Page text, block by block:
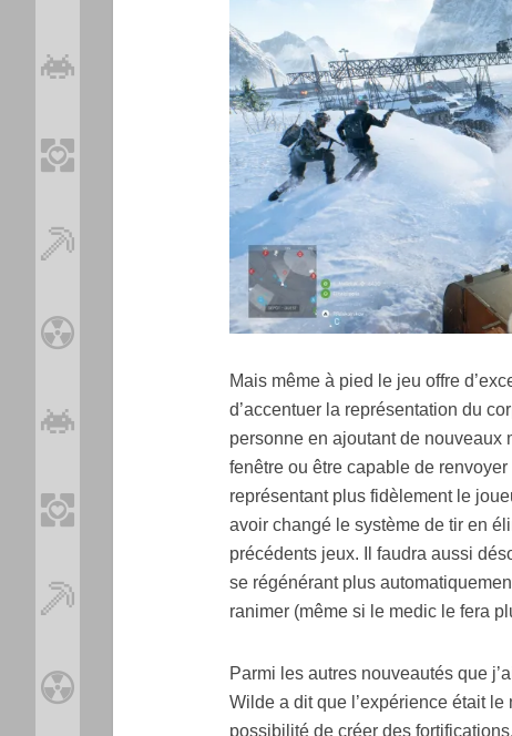
Mais même à pied le jeu offre
d’accentuer la représentation du
personne en ajoutant de nouveaux
fenêtre ou être capable de
représentant plus fidèlement le
avoir changé le système de tir en
précédents jeux. Il faudra aussi
se régénérant plus
ranimer (même si le medic le fera
Parmi les autres nouveautés que
Wilde a dit que l’expérience était le
possibilité de créer des